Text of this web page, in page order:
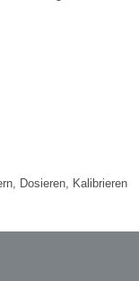
Dosieren, Kalibrieren